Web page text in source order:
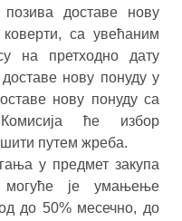
доставе нову
са увећаним
на претходно дату
нову понуду у
нову понуду са
ће избор
путем жреба.
у предмет закупа
могуће је умањење
до 50% месечно, до